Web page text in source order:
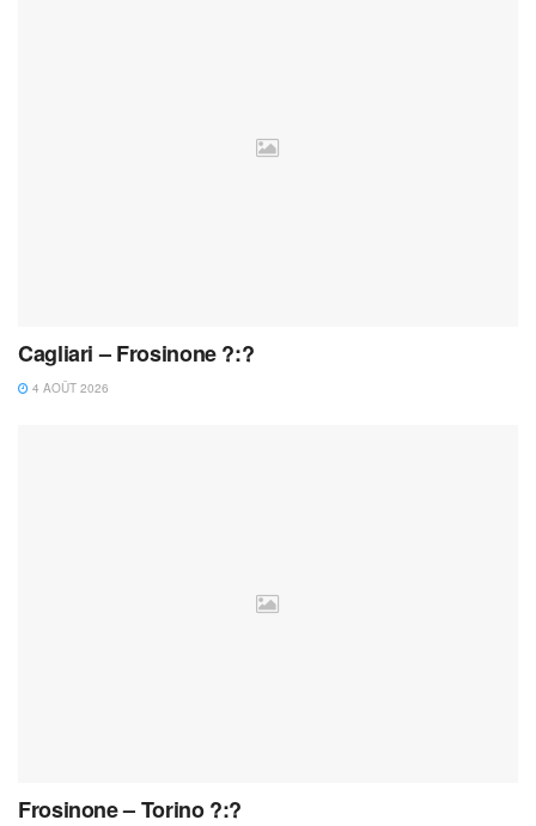
Cagliari – Frosinone ?:?
4 AOÛT 2026
Frosinone – Torino ?:?